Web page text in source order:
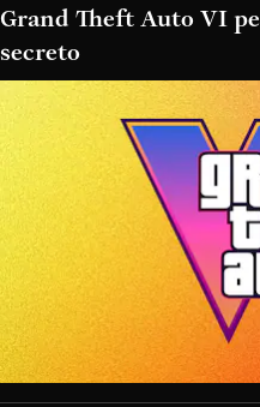
Grand Theft Auto VI
secreto